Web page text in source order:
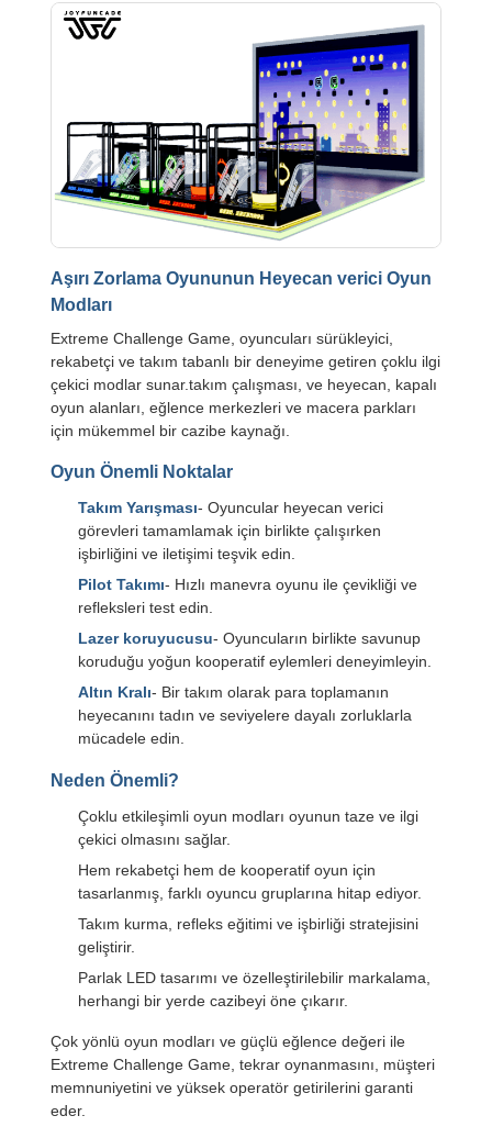
Aşırı Zorlama Oyununun Heyecan verici Oyun
Modları
Extreme Challenge Game, oyuncuları sürükleyici,
rekabetçi ve takım tabanlı bir deneyime getiren çoklu ilgi
çekici modlar sunar.takım çalışması, ve heyecan, kapalı
oyun alanları, eğlence merkezleri ve macera parkları
için mükemmel bir cazibe kaynağı.
Oyun Önemli Noktalar
Takım Yarışması- Oyuncular heyecan verici
görevleri tamamlamak için birlikte çalışırken
işbirliğini ve iletişimi teşvik edin.
Pilot Takımı- Hızlı manevra oyunu ile çevikliği ve
refleksleri test edin.
Lazer koruyucusu- Oyuncuların birlikte savunup
koruduğu yoğun kooperatif eylemleri deneyimleyin.
Altın Kralı- Bir takım olarak para toplamanın
heyecanını tadın ve seviyelere dayalı zorluklarla
mücadele edin.
Neden Önemli?
Çoklu etkileşimli oyun modları oyunun taze ve ilgi
çekici olmasını sağlar.
Hem rekabetçi hem de kooperatif oyun için
tasarlanmış, farklı oyuncu gruplarına hitap ediyor.
Takım kurma, refleks eğitimi ve işbirliği stratejisini
geliştirir.
Parlak LED tasarımı ve özelleştirilebilir markalama,
herhangi bir yerde cazibeyi öne çıkarır.
Çok yönlü oyun modları ve güçlü eğlence değeri ile
Extreme Challenge Game, tekrar oynanmasını, müşteri
memnuniyetini ve yüksek operatör getirilerini garanti
eder.